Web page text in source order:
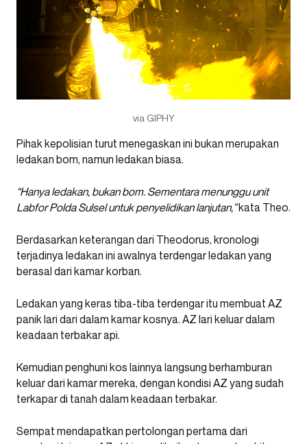
via GIPHY
Pihak kepolisian turut menegaskan ini bukan merupakan
ledakan bom, namun ledakan biasa.
“Hanya ledakan, bukan bom. Sementara menunggu unit
Labfor Polda Sulsel untuk penyelidikan lanjutan,”kata Theo.
Berdasarkan keterangan dari Theodorus, kronologi
terjadinya ledakan ini awalnya terdengar ledakan yang
berasal dari kamar korban.
Ledakan yang keras tiba-tiba terdengar itu membuat AZ
panik lari dari dalam kamar kosnya. AZ lari keluar dalam
keadaan terbakar api.
Kemudian penghuni kos lainnya langsung berhamburan
keluar dari kamar mereka, dengan kondisi AZ yang sudah
terkapar di tanah dalam keadaan terbakar.
Sempat mendapatkan pertolongan pertama dari